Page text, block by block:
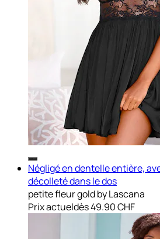
Négligé en dentelle entière,
décolleté dans le dos
petite fleur gold by Lascana
Prix actueldès49.90 CHF